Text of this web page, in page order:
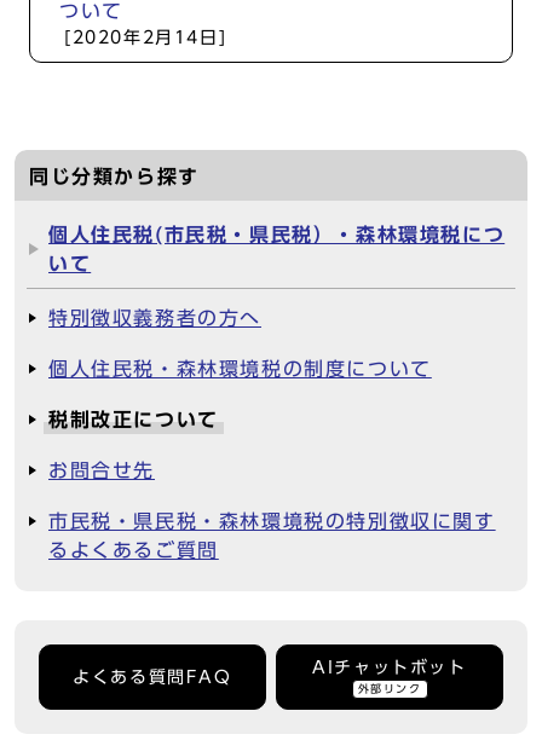
ついて
[2020年2月14日]
同じ分類から探す
個人住民税(市民税・県民税）・森林環境税につ
いて
特別徴収義務者の方へ
個人住民税・森林環境税の制度について
税制改正について
お問合せ先
市民税・県民税・森林環境税の特別徴収に関す
るよくあるご質問
よくある質問FAQ
AIチャットボット
外部リンク